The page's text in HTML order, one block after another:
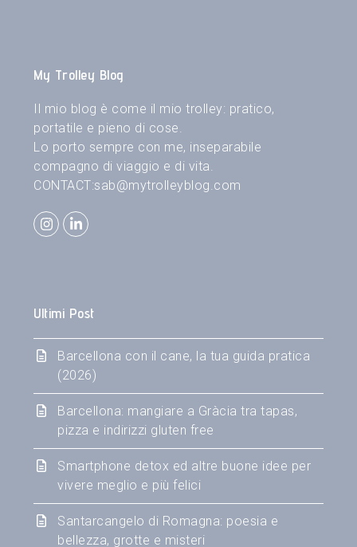
My Trolley Blog
Il mio blog è come il mio trolley: pratico,
portatile e pieno di cose.
Lo porto sempre con me, inseparabile
compagno di viaggio e di vita.
CONTACT:sab@mytrolleyblog.com
Instagram
LinkedIn
Ultimi Post
Barcellona con il cane, la tua guida pratica
(2026)
Barcellona: mangiare a Gràcia tra tapas,
pizza e indirizzi gluten free
Smartphone detox ed altre buone idee per
vivere meglio e più felici
Santarcangelo di Romagna: poesia e
bellezza, grotte e misteri